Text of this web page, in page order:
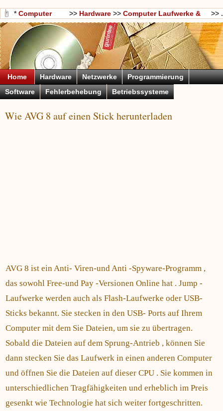
*Computer
Wissen
>> Hardware >>Computer Laufwerke &
Storage
>> .
Home Hardware Netzwerke
Programmierung
Software
Fehlerbehebung Betriebssysteme
Wie AVG 8 auf einen Stick herunterladen
AVG 8 ist ein Anti- Viren-und Anti -Spyware-Programm ,
das sowohl Free-und Pay -Versionen Online hat . Jump -
Laufwerke werden auch als Flash-Laufwerke oder USB-
Sticks bekannt. Sie stecken in den USB- Ports auf Ihrem
Computer mit dem Sie Dateien, um sie zu übertragen.
Sobald die Dateien auf dem Sprung-Antrieb , können Sie
dann stecken Sie das Laufwerk in einen anderen Computer
und öffnen Sie die Dateien auf dieser CPU . Sie kommen in
unterschiedlichen Tragfähigkeiten und erheblich im Preis
gesenkt wie Technologie hat sich weiter fortgeschritten.